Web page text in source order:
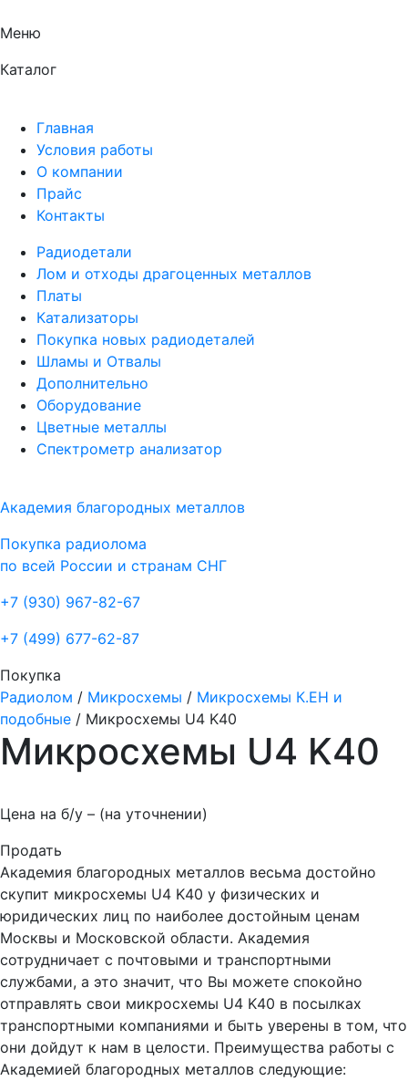
Меню
Каталог
Главная
Условия работы
О компании
Прайс
Контакты
Радиодетали
Лом и отходы драгоценных металлов
Платы
Катализаторы
Покупка новых радиодеталей
Шламы и Отвалы
Дополнительно
Оборудование
Цветные металлы
Спектрометр анализатор
Академия благородных металлов
Покупка радиолома
по всей России и странам СНГ
+7 (930) 967-82-67
+7 (499) 677-62-87
Покупка
Радиолом / Микросхемы / Микросхемы К.ЕН и
подобные / Микросхемы U4 K40
Микросхемы U4 K40
Цена на б/у – (на уточнении)
Продать
Академия благородных металлов весьма достойно
скупит микросхемы U4 K40 у физических и
юридических лиц по наиболее достойным ценам
Москвы и Московской области. Академия
сотрудничает с почтовыми и транспортными
службами, а это значит, что Вы можете спокойно
отправлять свои микросхемы U4 K40 в посылках
транспортными компаниями и быть уверены в том, что
они дойдут к нам в целости. Преимущества работы с
Академией благородных металлов следующие: